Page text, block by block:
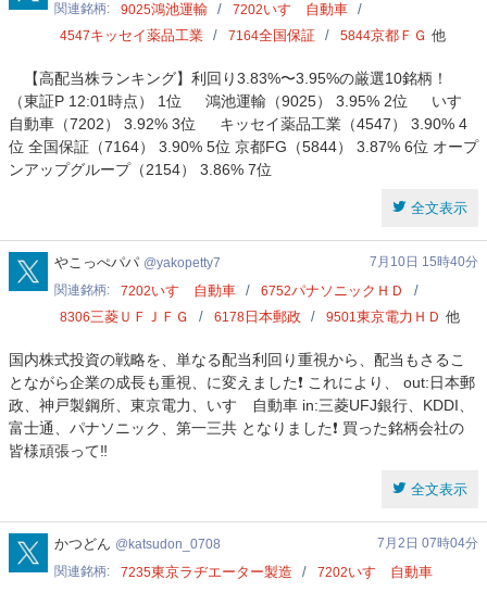
関連銘柄
9025鴻池運輸 7202いすゞ自動車
4547キッセイ薬品工業 7164全国保証 5844京都ＦＧ 他
【高配当株ランキング】利回り3.83%〜3.95%の厳選10銘柄！
（東証P 12:01時点） 1位 鴻池運輸（9025） 3.95% 2位 いすゞ
自動車（7202） 3.92% 3位 キッセイ薬品工業（4547） 3.90% 4
位 全国保証（7164） 3.90% 5位 京都FG（5844） 3.87% 6位 オープ
ンアップグループ（2154） 3.86% 7位
全文表示
yakopetty7
やこっぺパパ yakopetty7
7月10日 15時40分
関連銘柄
7202いすゞ自動車 6752パナソニックＨＤ
8306三菱ＵＦＪＦＧ 6178 日本郵政 9501東京電力ＨＤ 他
国内株式投資の戦略を、単なる配当利回り重視から、配当もさるこ
とながら企業の成長も重視、に変えました❗️ これにより、 out:日本郵
政、神戸製鋼所、東京電力、いすゞ自動車 in:三菱UFJ銀行、KDDI、
富士通、パナソニック、第一三共 となりました❗️ 買った銘柄会社の
皆様頑張って‼️
全文表示
katsudon_0708
かつどん katsudon_0708
7月2日 07時04分
関連銘柄
7235東京ラヂエーター製造 7202いすゞ自動車